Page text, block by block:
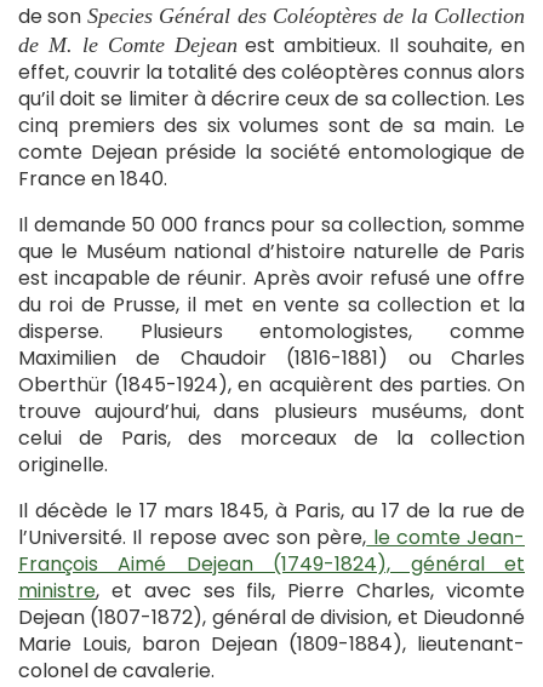
de son Species Général des Coléoptères de la Collection
de M. le Comte Dejean est ambitieux. Il souhaite, en
effet, couvrir la totalité des coléoptères connus alors
qu’il doit se limiter à décrire ceux de sa collection. Les
cinq premiers des six volumes sont de sa main. Le
comte Dejean préside la société entomologique de
France en 1840.
Il demande 50 000 francs pour sa collection, somme
que le Muséum national d’histoire naturelle de Paris
est incapable de réunir. Après avoir refusé une offre
du roi de Prusse, il met en vente sa collection et la
disperse. Plusieurs entomologistes, comme
Maximilien de Chaudoir (1816-1881) ou Charles
Oberthür (1845-1924), en acquièrent des parties. On
trouve aujourd’hui, dans plusieurs muséums, dont
celui de Paris, des morceaux de la collection
originelle.
Il décède le 17 mars 1845, à Paris, au 17 de la rue de
l’Université. Il repose avec son père, le comte Jean-
François Aimé Dejean (1749-1824), général et
ministre, et avec ses fils, Pierre Charles, vicomte
Dejean (1807-1872), général de division, et Dieudonné
Marie Louis, baron Dejean (1809-1884), lieutenant-
colonel de cavalerie.